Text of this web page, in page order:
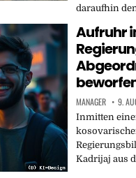
daraufhin
Aufruhr
MANAGER 9.
Inmitten
Kadrijaj aus